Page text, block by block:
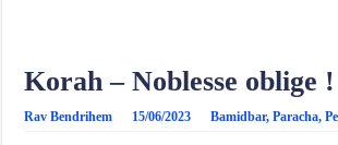
Korah – Noblesse oblige !
Rav Bendrihem 15/06/2023 Bamidbar,Paracha,